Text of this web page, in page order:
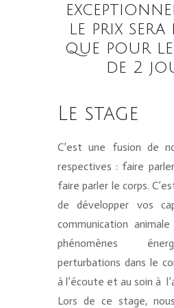
le prix sera
que pour
de 2
Le stage
C’est une fusion de
respectives : faire
faire parler le corps.
de développer vos
communication
phénomènes
perturbations dans le
à l’écoute et au soin à
Lors de ce stage,